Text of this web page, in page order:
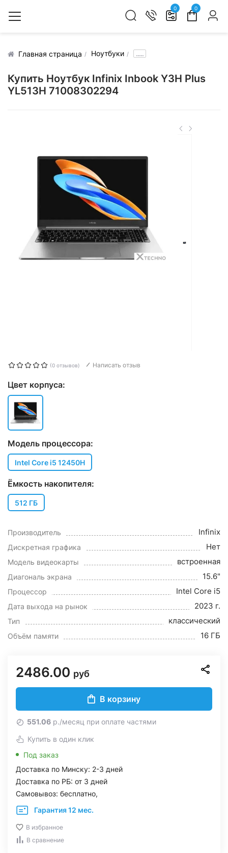
0 0
Главная страница Ноутбуки .....
Купить Ноутбук Infinix Inbook Y3H Plus
YL513H 71008302294
(0 отзывов) Написать отзыв
Цвет корпуса:
Модель процессора:
Intel Core i5 12450H
Ёмкость накопителя:
512 ГБ
Производитель Infinix
Дискретная графика Нет
Модель видеокарты встроенная
Диагональ экрана 15.6"
Процессор Intel Core i5
Дата выхода на рынок 2023 г.
Тип классический
Объём памяти 16 ГБ
2486.00 руб
В корзину
551.06 р./месяц при оплате частями
Купить в один клик
Под заказ
Доставка по Минску: 2-3 дней
Доставка по РБ: от 3 дней
Самовывоз: бесплатно,
Гарантия 12 мес.
В избранное
В сравнение